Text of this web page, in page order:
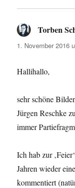
Torben
1. November 2016
Hallihallo,
sehr schöne
Jürgen Reschke
immer
Ich hab zur
Jahren wieder
kommentiert